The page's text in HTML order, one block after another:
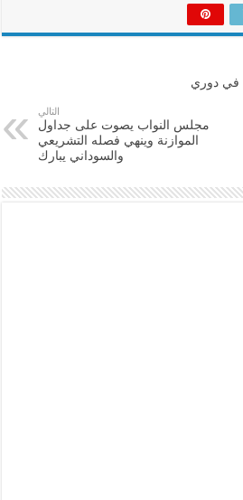
في دوري
التالي
مجلس النواب يصوت على جداول
الموازنة وينهي فصله التشريعي
والسوداني يبارك